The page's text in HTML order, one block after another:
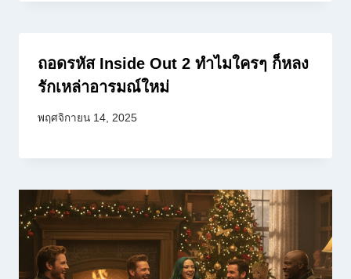
ถอดรหัส Inside Out 2 ทำไมใครๆ ก็หลง
รักเหล่าอารมณ์ใหม่
พฤศจิกายน 14, 2025